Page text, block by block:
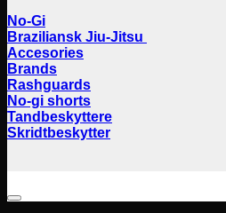
No-Gi
Braziliansk Jiu-Jitsu
Accesories
Brands
Rashguards
No-gi shorts
Tandbeskyttere
Skridtbeskytter